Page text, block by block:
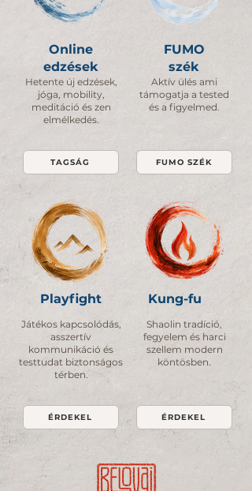
Online
edzések
Hetente új edzések,
jóga, mobility,
meditáció és zen
elmélkedés.
FUMO
szék
Aktív ülés ami
támogatja a tested
és a figyelmed.
TAGSÁG
Playfight
Játékos kapcsolódás,
asszertív
kommunikáció és
testtudat biztonságos
térben.
ÉRDEKEL
FUMO SZÉK
Kung-fu
Shaolin tradíció,
fegyelem és harci
szellem modern
köntösben.
ÉRDEKEL